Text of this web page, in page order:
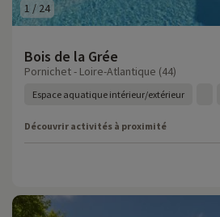
1 / 24
Bois de la Grée
Pornichet - Loire-Atlantique (44)
Espace aquatique intérieur/extérieur
Découvrir activités à proximité